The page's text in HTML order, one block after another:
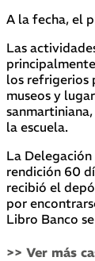
A la fecha, el
Las
los refrigerios
museos y
la escuela.
La
rendición 60
recibió el
por
Libro Banco
>> Ver más